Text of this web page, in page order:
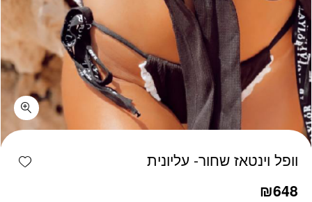
וופל וינטאז שחור- עליונית
₪648
כמות וופל וינטאז שחור- עליונית